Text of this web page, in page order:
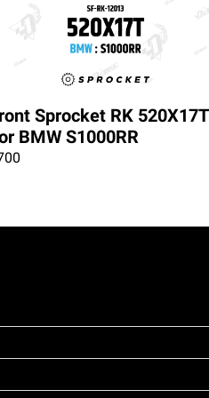
Sprocket RK 520X17T
BMW S1000RR